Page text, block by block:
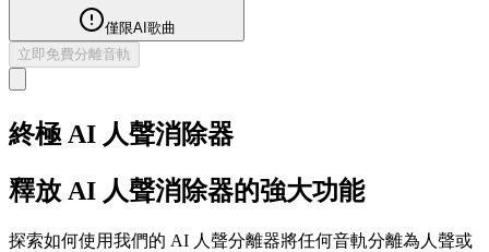
僅限AI歌曲
立即免費分離音軌
終極 AI 人聲消除器
釋放 AI 人聲消除器的強大功能
探索如何使用我們的 AI 人聲分離器將任何音軌分離為人聲或